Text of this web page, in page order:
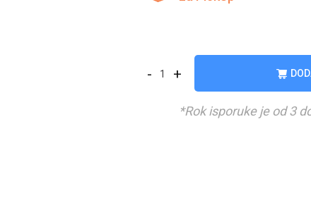
- +
*Rok isporuke je od 3